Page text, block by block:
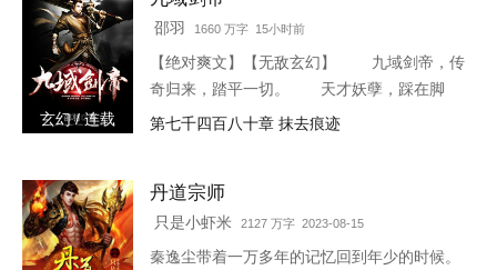
玄幻 / 连载
邵羽 1660 万字 15小时前
【绝对爽文】【无敌玄幻】 九域剑帝，传
奇归来，踏平一切。 天才妖孽，踩在脚
下，强者大能，挥手灭杀。 人不犯我，我
第七千四百八十章 抹去痕迹
丹道宗师
只是小虾米 2127 万字 2023-08-15
秦逸尘带着一万多年的记忆回到年少的时候。